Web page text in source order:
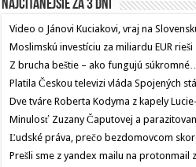
Najčítanejšie za 3 dni
Video o Jánovi Kuciakovi, vraj na
Moslimskú investíciu za miliardu EUR
Z brucha beštie – ako fungujú
Platila Českou televizi vláda Spojených
Dve tváre Roberta Kodyma z kapely
Minulosť Zuzany Čaputovej a
Ľudské práva, prečo bezdomovcom
Prešli sme z yandex mailu na